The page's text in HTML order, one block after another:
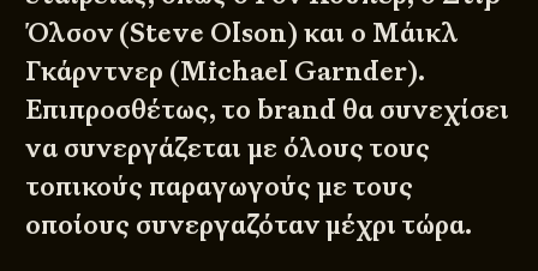
Όλσον (Steve Olson) και ο Μάικλ
Γκάρντνερ (Michael Garnder).
Επιπροσθέτως, το brand θα συνεχίσει
να συνεργάζεται με όλους τους
τοπικούς παραγωγούς με τους
οποίους συνεργαζόταν μέχρι τώρα.